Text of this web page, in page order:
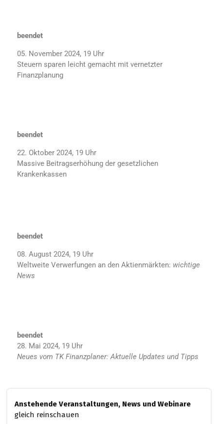
beendet
05. November 2024, 19 Uhr
Steuern sparen leicht gemacht mit vernetzter
Finanzplanung
beendet
22. Oktober 2024, 19 Uhr
Massive Beitragserhöhung der gesetzlichen
Krankenkassen
beendet
08. August 2024, 19 Uhr
Weltweite Verwerfungen an den Aktienmärkten: wichtige
News
beendet
28. Mai 2024, 19 Uhr
Neues vom TK Finanzplaner: Aktuelle Updates und Tipps
Anstehende Veranstaltungen, News und Webinare
gleich reinschauen